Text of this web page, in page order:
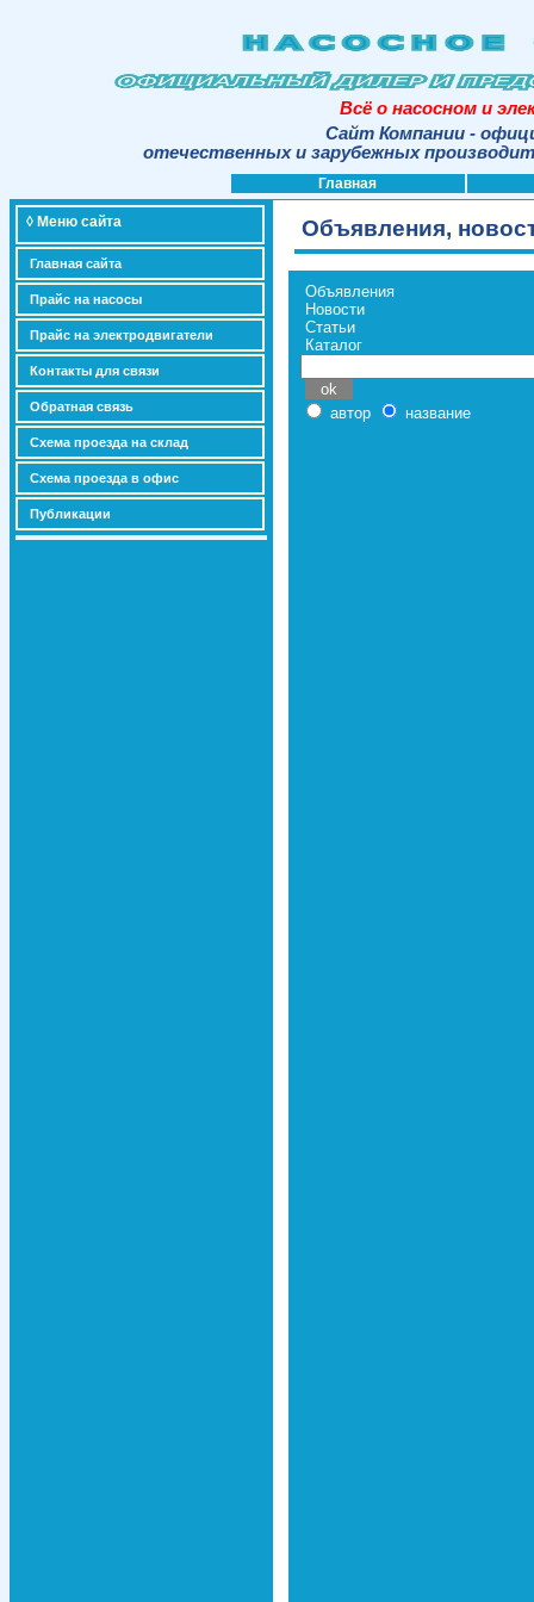
Всё о насосном и
Сайт Компании -
отечественных и зарубежных
Главная
◊ Меню сайта
Главная сайта
Прайс на насосы
Прайс на электродвигатели
Контакты для связи
Обратная связь
Схема проезда на склад
Схема проезда в офис
Публикации
Объявления,
Объявления
Новости
Статьи
Каталог
автор название